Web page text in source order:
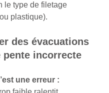
le type de filetage
plastique).
des évacuations
pente incorrecte
une erreur :